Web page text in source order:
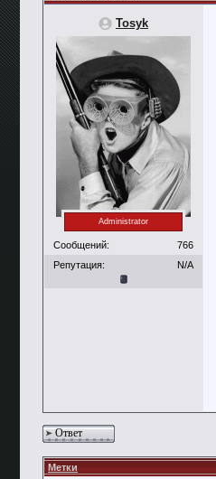
Tosyk
Administrator
Сообщений:
766
Репутация:
N/A
Ответ
Метки